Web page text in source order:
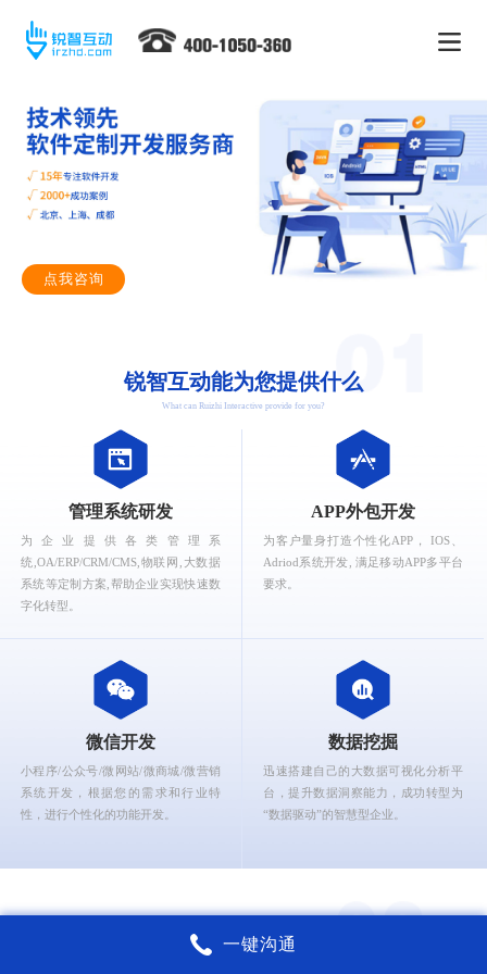
点我咨询
锐智互动能为您提供什么
What can Ruizhi Interactive provide for you?
管理系统研发
为企业提供各类管理系
统,OA/ERP/CRM/CMS,物联网,大数据
系统等定制方案,帮助企业实现快速数
字化转型。
APP外包开发
为客户量身打造个性化APP， IOS、
Adriod系统开发, 满足移动APP多平台
要求。
微信开发
小程序/公众号/微网站/微商城/微营销
系统开发，根据您的需求和行业特
性，进行个性化的功能开发。
数据挖掘
迅速搭建自己的大数据可视化分析平
台，提升数据洞察能力，成功转型为
“数据驱动”的智慧型企业。
锐智互动核心能力
一键沟通